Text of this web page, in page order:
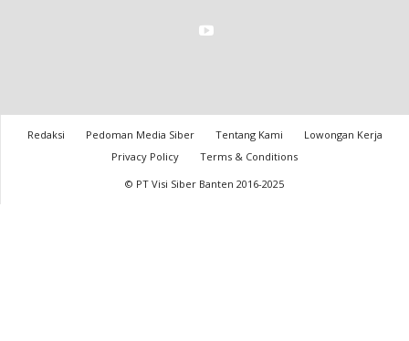
Redaksi Pedoman Media Siber Tentang Kami
Lowongan Kerja
Privacy Policy
Terms & Conditions
© PT Visi Siber Banten 2016-2025